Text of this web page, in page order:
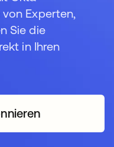
Experten,
Sie die
in Ihren
in einer neuen